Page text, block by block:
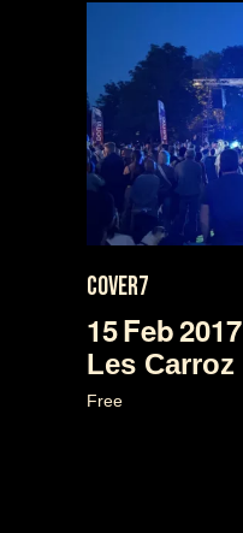
COVER7
15Feb2017
Les Carroz
Free